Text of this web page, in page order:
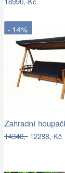
- 14%
14348,-12288,-Kč